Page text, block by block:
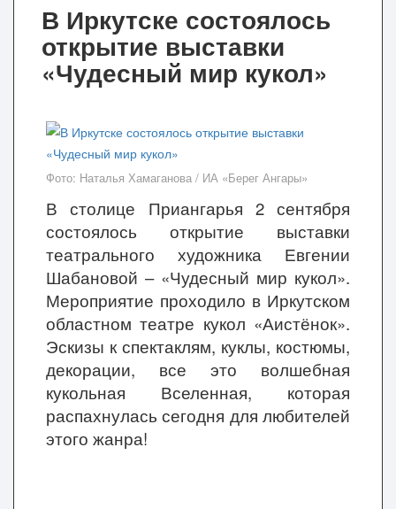
В Иркутске состоялось
открытие выставки
«Чудесный мир кукол»
Фото: Наталья Хамаганова / ИА «Берег Ангары»
В столице Приангарья 2 сентября
состоялось открытие выставки
театрального художника Евгении
Шабановой – «Чудесный мир кукол».
Мероприятие проходило в Иркутском
областном театре кукол «Аистёнок».
Эскизы к спектаклям, куклы, костюмы,
декорации, все это волшебная
кукольная Вселенная, которая
распахнулась сегодня для любителей
этого жанра!